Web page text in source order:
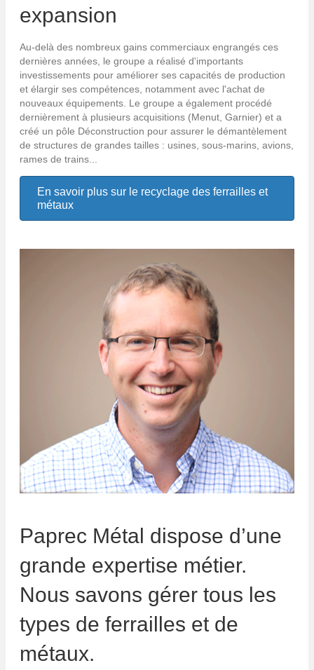
expansion
Au-delà des nombreux gains commerciaux engrangés ces
dernières années, le groupe a réalisé d'importants
investissements pour améliorer ses capacités de production
et élargir ses compétences, notamment avec l'achat de
nouveaux équipements. Le groupe a également procédé
dernièrement à plusieurs acquisitions (Menut, Garnier) et a
créé un pôle Déconstruction pour assurer le démantèlement
de structures de grandes tailles : usines, sous-marins, avions,
rames de trains...
En savoir plus sur le recyclage des ferrailles et
métaux
Paprec Métal dispose d’une
grande expertise métier.
Nous savons gérer tous les
types de ferrailles et de
métaux.